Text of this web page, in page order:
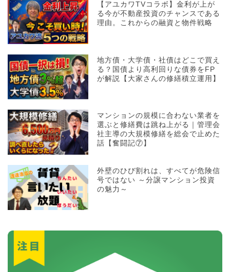
【アユカワTVコラボ】金利が上が
る今が不動産投資のチャンスである
理由。これからの融資と物件戦略
地方債・大学債・社債はどこで買え
る？国債より高利回りな債券をFP
が解説【大家さんの修繕積立運用】
マンションの規模に合わない業者を
選ぶと修繕費は跳ね上がる｜管理会
社主導の大規模修繕を総会で止めた
話【奮闘記⑦】
外壁のひび割れは、すべてが危険信
号ではない ～分譲マンション投資
の魅力～